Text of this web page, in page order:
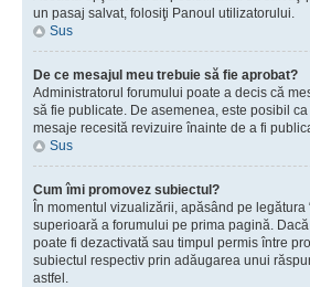
un pasaj salvat, folosiţi Panoul utilizatorului.
Sus
De ce mesajul meu trebuie să fie aprobat?
Administratorul forumului poate a decis că
să fie publicate. De asemenea, este posibil
mesaje recesită revizuire înainte de a fi
Sus
Cum îmi promovez subiectul?
În momentul vizualizării, apăsând pe
superioară a forumului pe prima pagină.
poate fi dezactivată sau timpul permis între
subiectul respectiv prin adăugarea unui
astfel.